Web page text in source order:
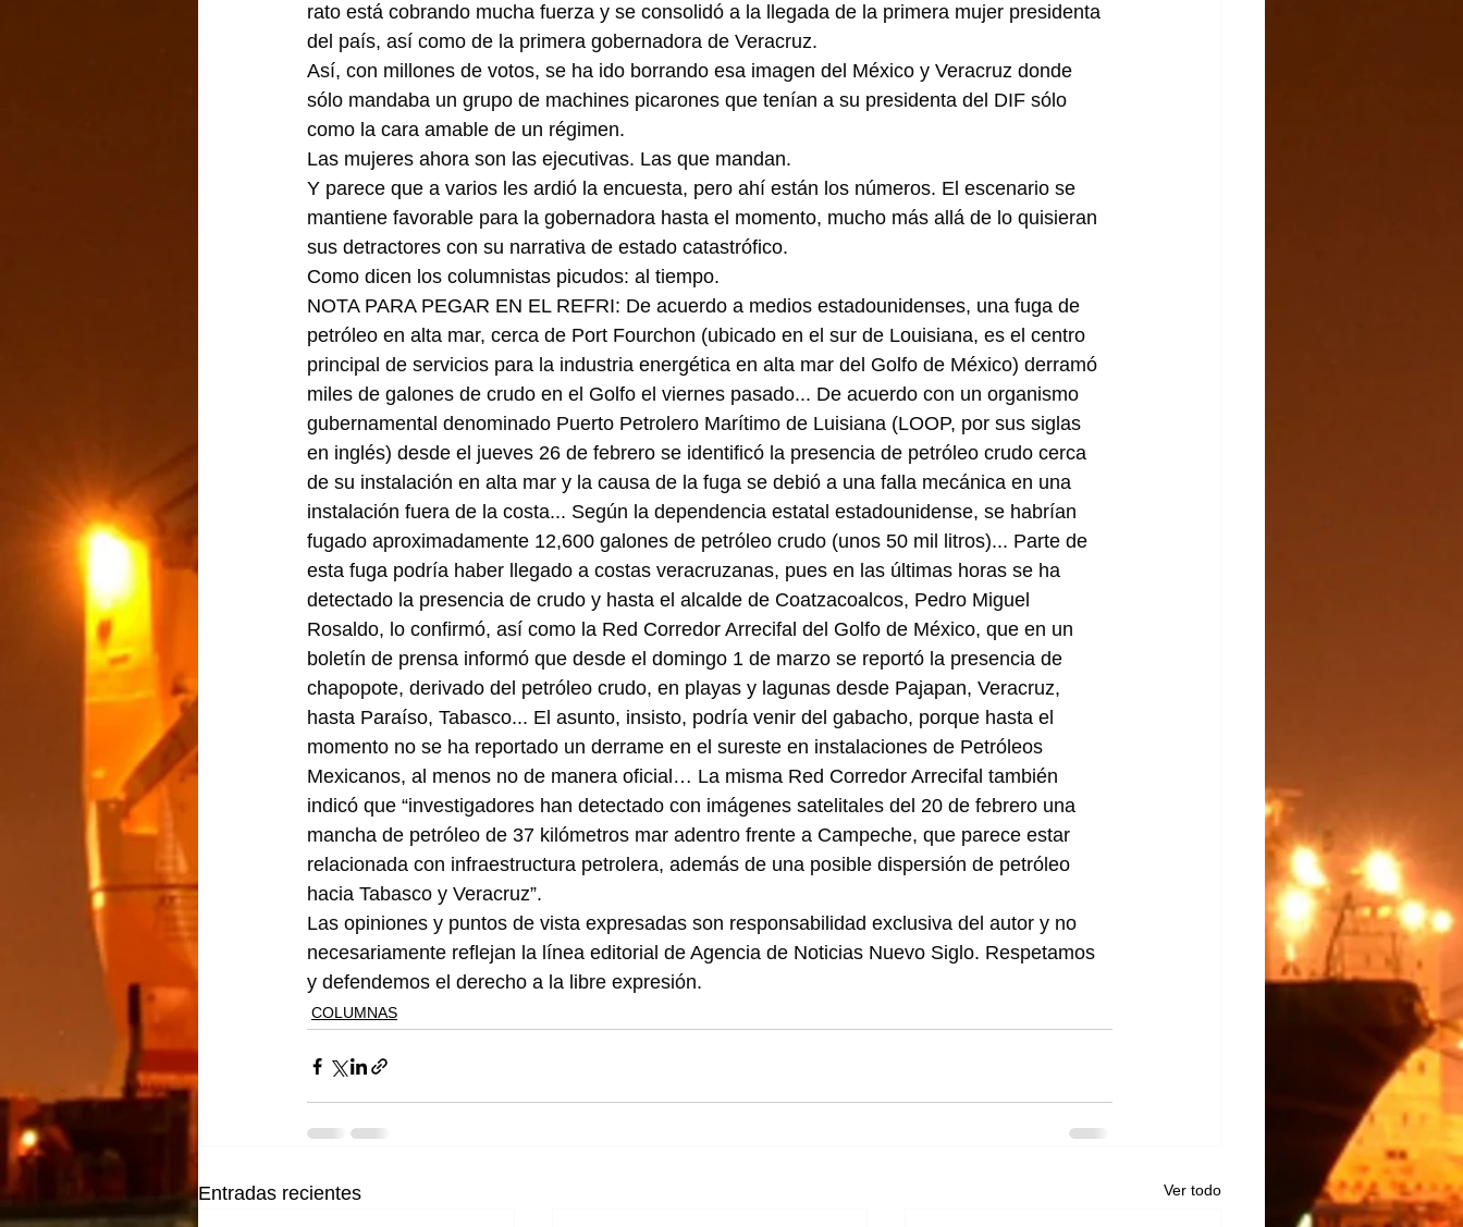
rato está cobrando mucha fuerza y se consolidó a la llegada de la primera mujer presidenta
del país, así como de la primera gobernadora de Veracruz.
Así, con millones de votos, se ha ido borrando esa imagen del México y Veracruz donde
sólo mandaba un grupo de machines picarones que tenían a su presidenta del DIF sólo
como la cara amable de un régimen.
Las mujeres ahora son las ejecutivas. Las que mandan.
Y parece que a varios les ardió la encuesta, pero ahí están los números. El escenario se
mantiene favorable para la gobernadora hasta el momento, mucho más allá de lo quisieran
sus detractores con su narrativa de estado catastrófico.
Como dicen los columnistas picudos: al tiempo.
NOTA PARA PEGAR EN EL REFRI: De acuerdo a medios estadounidenses, una fuga de
petróleo en alta mar, cerca de Port Fourchon (ubicado en el sur de Louisiana, es el centro
principal de servicios para la industria energética en alta mar del Golfo de México) derramó
miles de galones de crudo en el Golfo el viernes pasado... De acuerdo con un organismo
gubernamental denominado Puerto Petrolero Marítimo de Luisiana (LOOP, por sus siglas
en inglés) desde el jueves 26 de febrero se identificó la presencia de petróleo crudo cerca
de su instalación en alta mar y la causa de la fuga se debió a una falla mecánica en una
instalación fuera de la costa... Según la dependencia estatal estadounidense, se habrían
fugado aproximadamente 12,600 galones de petróleo crudo (unos 50 mil litros)... Parte de
esta fuga podría haber llegado a costas veracruzanas, pues en las últimas horas se ha
detectado la presencia de crudo y hasta el alcalde de Coatzacoalcos, Pedro Miguel
Rosaldo, lo confirmó, así como la Red Corredor Arrecifal del Golfo de México, que en un
boletín de prensa informó que desde el domingo 1 de marzo se reportó la presencia de
chapopote, derivado del petróleo crudo, en playas y lagunas desde Pajapan, Veracruz,
hasta Paraíso, Tabasco... El asunto, insisto, podría venir del gabacho, porque hasta el
momento no se ha reportado un derrame en el sureste en instalaciones de Petróleos
Mexicanos, al menos no de manera oficial… La misma Red Corredor Arrecifal también
indicó que “investigadores han detectado con imágenes satelitales del 20 de febrero una
mancha de petróleo de 37 kilómetros mar adentro frente a Campeche, que parece estar
relacionada con infraestructura petrolera, además de una posible dispersión de petróleo
hacia Tabasco y Veracruz”.
Las opiniones y puntos de vista expresadas son responsabilidad exclusiva del autor y no
necesariamente reflejan la línea editorial de Agencia de Noticias Nuevo Siglo. Respetamos
y defendemos el derecho a la libre expresión.
COLUMNAS
Entradas recientes Ver todo